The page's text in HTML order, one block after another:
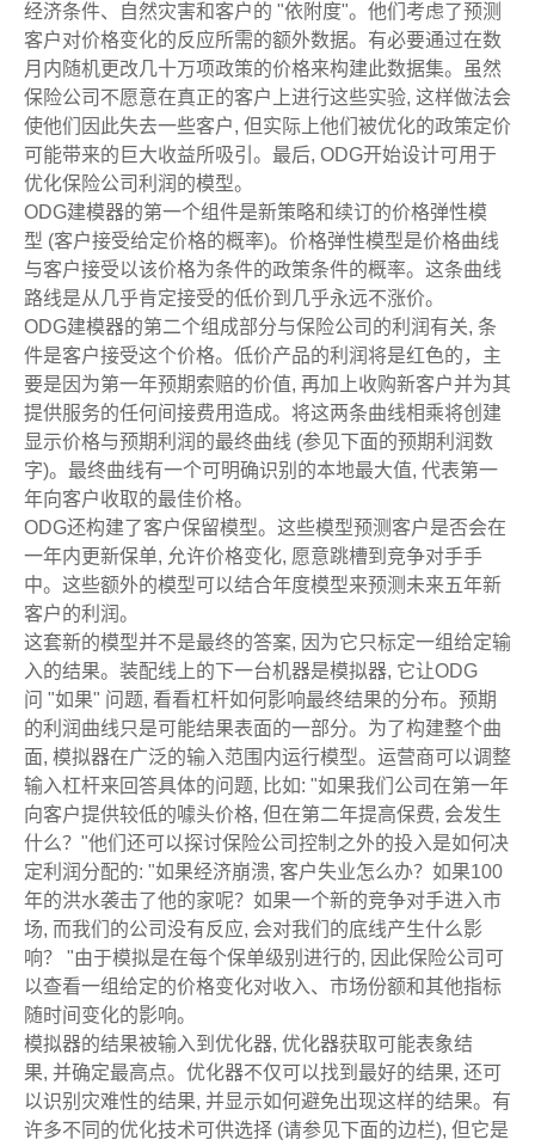
经济条件、自然灾害和客户的 "依附度"。他们考虑了预测
客户对价格变化的反应所需的额外数据。有必要通过在数
月内随机更改几十万项政策的价格来构建此数据集。虽然
保险公司不愿意在真正的客户上进行这些实验, 这样做法会
使他们因此失去一些客户, 但实际上他们被优化的政策定价
可能带来的巨大收益所吸引。最后, ODG开始设计可用于
优化保险公司利润的模型。
ODG建模器的第一个组件是新策略和续订的价格弹性模
型 (客户接受给定价格的概率)。价格弹性模型是价格曲线
与客户接受以该价格为条件的政策条件的概率。这条曲线
路线是从几乎肯定接受的低价到几乎永远不涨价。
ODG建模器的第二个组成部分与保险公司的利润有关, 条
件是客户接受这个价格。低价产品的利润将是红色的，主
要是因为第一年预期索赔的价值, 再加上收购新客户并为其
提供服务的任何间接费用造成。将这两条曲线相乘将创建
显示价格与预期利润的最终曲线 (参见下面的预期利润数
字)。最终曲线有一个可明确识别的本地最大值, 代表第一
年向客户收取的最佳价格。
ODG还构建了客户保留模型。这些模型预测客户是否会在
一年内更新保单, 允许价格变化, 愿意跳槽到竞争对手手
中。这些额外的模型可以结合年度模型来预测未来五年新
客户的利润。
这套新的模型并不是最终的答案, 因为它只标定一组给定输
入的结果。装配线上的下一台机器是模拟器, 它让ODG
问 "如果" 问题, 看看杠杆如何影响最终结果的分布。预期
的利润曲线只是可能结果表面的一部分。为了构建整个曲
面, 模拟器在广泛的输入范围内运行模型。运营商可以调整
输入杠杆来回答具体的问题, 比如: "如果我们公司在第一年
向客户提供较低的噱头价格, 但在第二年提高保费, 会发生
什么？"他们还可以探讨保险公司控制之外的投入是如何决
定利润分配的: "如果经济崩溃, 客户失业怎么办？如果100
年的洪水袭击了他的家呢？如果一个新的竞争对手进入市
场, 而我们的公司没有反应, 会对我们的底线产生什么影
响？ "由于模拟是在每个保单级别进行的, 因此保险公司可
以查看一组给定的价格变化对收入、市场份额和其他指标
随时间变化的影响。
模拟器的结果被输入到优化器, 优化器获取可能表象结
果, 并确定最高点。优化器不仅可以找到最好的结果, 还可
以识别灾难性的结果, 并显示如何避免出现这样的结果。有
许多不同的优化技术可供选择 (请参见下面的边栏), 但它是